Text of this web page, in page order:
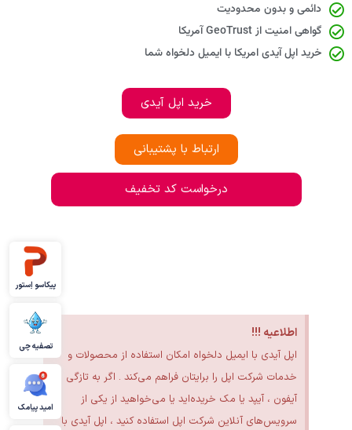
دائمی و بدون محدودیت
گواهی امنیت از GeoTrust آمریکا
خرید اپل آیدی امریکا با ایمیل دلخواه شما
خرید اپل آیدی
ارتباط با پشتیبانی
درخواست کد تخفیف
اطلاعیه !!!
اپل آیدی با ایمیل دلخواه امکان استفاده از محصولات و
خدمات شرکت اپل را برایتان فراهم می‌کند . اگر به تازگی
آیفون ، آیپد یا مک خریده‌اید یا می‌خواهید از یکی از
سرویس‌های آنلاین شرکت اپل استفاده کنید ، اپل آیدی با
پیکاسو اِستور
تصفیه چی
امید پیامک